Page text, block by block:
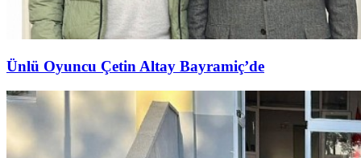
Ünlü Oyuncu Çetin Altay Bayramiç’de